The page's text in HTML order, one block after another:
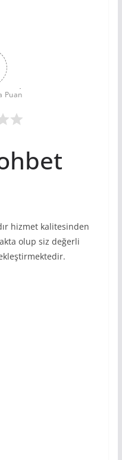
Puan
hizmet kalitesinden
olup siz değerli